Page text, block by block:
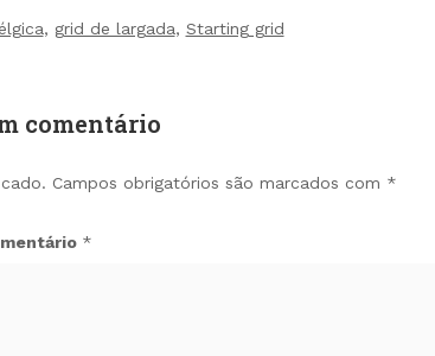
, grid de largada, Starting grid
comentário
Campos obrigatórios são marcados com *
*